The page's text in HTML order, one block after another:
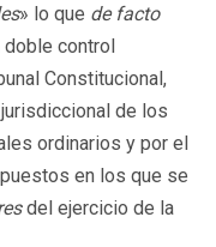
» lo que de facto
doble control
Constitucional,
de los
ordinarios y por el
en los que se
del ejercicio de la